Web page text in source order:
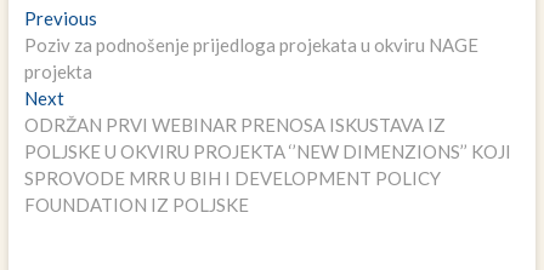
Navigacija
članaka
PreviousPrevious
post:
Poziv za podnošenje prijedloga projekata u okviru NAGE
projekta
NextNext
post:
ODRŽAN PRVI WEBINAR PRENOSA ISKUSTAVA IZ
POLJSKE U OKVIRU PROJEKTA ‘’NEW DIMENZIONS’’ KOJI
SPROVODE MRR U BIH I DEVELOPMENT POLICY
FOUNDATION IZ POLJSKE